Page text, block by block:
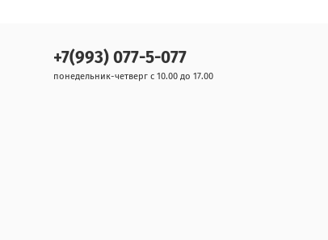
+7(993) 077-5-077
понедельник-четверг с 10.00 до 17.00